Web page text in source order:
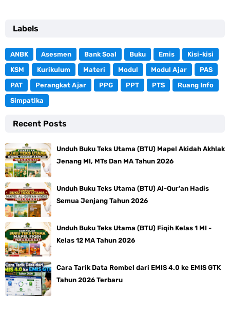
Labels
ANBK Asesmen Bank Soal Buku Emis
Kisi-kisi
KSM
Kurikulum Materi Modul Modul Ajar
PAS
PAT
Perangkat Ajar PPG PPT PTS
Ruang Info
Simpatika
Recent Posts
Unduh Buku Teks Utama (BTU) Mapel Akidah Akhlak
Jenang MI, MTs Dan MA Tahun 2026
Unduh Buku Teks Utama (BTU) Al-Qur'an Hadis
Semua Jenjang Tahun 2026
Unduh Buku Teks Utama (BTU) Fiqih Kelas 1 MI -
Kelas 12 MA Tahun 2026
Cara Tarik Data Rombel dari EMIS 4.0 ke EMIS GTK
Tahun 2026 Terbaru